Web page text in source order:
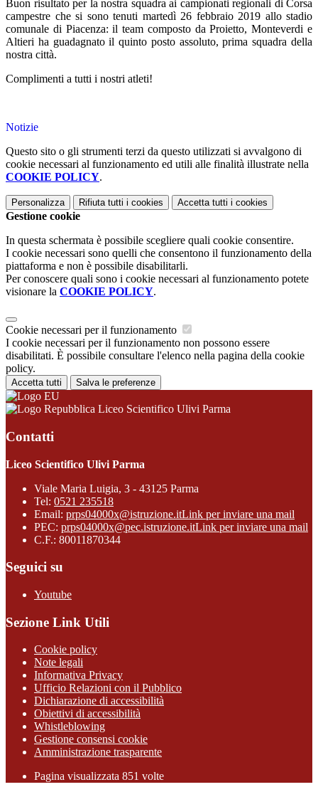
Buon risultato per la nostra squadra ai campionati regionali di Corsa
campestre che si sono tenuti martedì 26 febbraio 2019 allo stadio
comunale di Piacenza: il team composto da Proietto, Monteverdi e
Altieri ha guadagnato il quinto posto assoluto, prima squadra della
nostra città.
Complimenti a tutti i nostri atleti!
Notizie
Questo sito o gli strumenti terzi da questo utilizzati si avvalgono di
cookie necessari al funzionamento ed utili alle finalità illustrate nella
COOKIE POLICY.
Personalizza Rifiuta tutti i cookies Accetta tutti i cookies
Gestione cookie
In questa schermata è possibile scegliere quali cookie consentire.
I cookie necessari sono quelli che consentono il funzionamento della
piattaforma e non è possibile disabilitarli.
Per conoscere quali sono i cookie necessari al funzionamento potete
visionare la COOKIE POLICY.
Cookie necessari per il funzionamento
I cookie necessari per il funzionamento non possono essere
disabilitati. È possibile consultare l'elenco nella pagina della cookie
policy.
Accetta tutti Salva le preferenze
Liceo Scientifico Ulivi Parma
Contatti
Liceo Scientifico Ulivi Parma
Viale Maria Luigia, 3 - 43125 Parma
Tel: 0521 235518
Email: prps04000x@istruzione.itLink per inviare una mail
PEC: prps04000x@pec.istruzione.itLink per inviare una mail
C.F.: 80011870344
Seguici su
Youtube
Sezione Link Utili
Cookie policy
Note legali
Informativa Privacy
Ufficio Relazioni con il Pubblico
Dichiarazione di accessibilità
Obiettivi di accessibilità
Whistleblowing
Gestione consensi cookie
Amministrazione trasparente
Pagina visualizzata 851 volte